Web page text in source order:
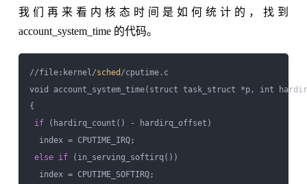
我们再来看内核态时间是如何统计的，找到
account_system_time 的代码。
//file:kernel/sched /cputime.c
void account_system_time(struct task_struct *p, int
{
if (hardirq_count() - hardirq_offset)
index = CPUTIME_IRQ;
else if (in_serving_softirq())
index = CPUTIME_SOFTIRQ;